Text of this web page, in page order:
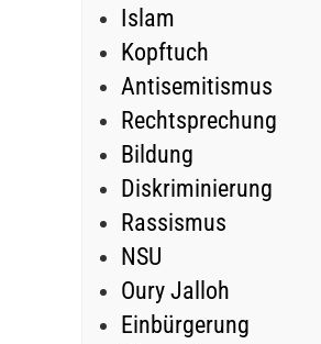
Islam
Kopftuch
Antisemitismus
Rechtsprechung
Bildung
Diskriminierung
Rassismus
NSU
Oury Jalloh
Einbürgerung